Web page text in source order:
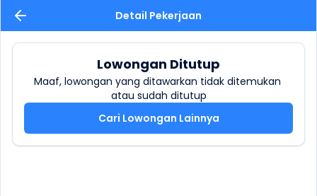
Detail Pekerjaan
Lowongan Ditutup
Maaf, lowongan yang ditawarkan tidak ditemukan
atau sudah ditutup
Cari Lowongan Lainnya